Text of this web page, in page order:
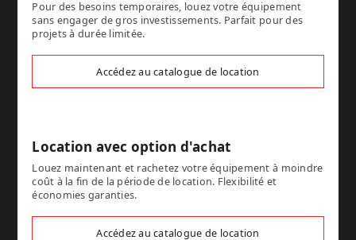
Pour des besoins temporaires, louez votre équipement
sans engager de gros investissements. Parfait pour des
projets à durée limitée.
Accédez au catalogue de location
Location avec option d'achat
Louez maintenant et rachetez votre équipement à moindre
coût à la fin de la période de location. Flexibilité et
économies garanties.
Accédez au catalogue de location